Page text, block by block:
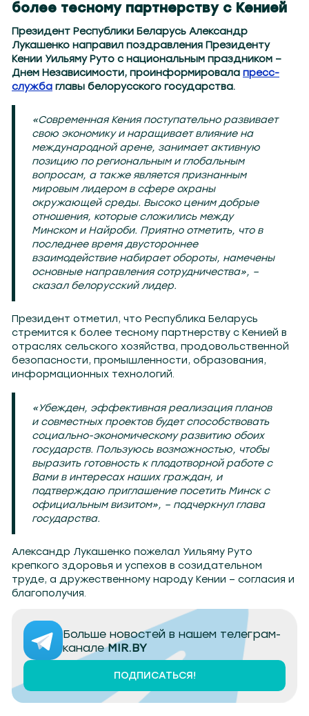
более тесному партнерству с Кенией
Президент Республики Беларусь Александр
Лукашенко направил поздравления Президенту
Кении Уильяму Руто с национальным праздником –
Днем Независимости, проинформировалапресс-
служба главы белорусского государства.
«Современная Кения поступательно развивает
свою экономику и наращивает влияние на
международной арене, занимает активную
позицию по региональным и глобальным
вопросам, а также является признанным
мировым лидером в сфере охраны
окружающей среды. Высоко ценим добрые
отношения, которые сложились между
Минском и Найроби. Приятно отметить, что в
последнее время двустороннее
взаимодействие набирает обороты, намечены
основные направления сотрудничества», –
сказал белорусский лидер.
Президент отметил, что Республика Беларусь
стремится к более тесному партнерству с Кенией в
отраслях сельского хозяйства, продовольственной
безопасности, промышленности, образования,
информационных технологий.
«Убежден, эффективная реализация планов
и совместных проектов будет способствовать
социально-экономическому развитию обоих
государств. Пользуюсь возможностью, чтобы
выразить готовность к плодотворной работе с
Вами в интересах наших граждан, и
подтверждаю приглашение посетить Минск с
официальным визитом», – подчеркнул глава
государства.
Александр Лукашенко пожелал Уильяму Руто
крепкого здоровья и успехов в созидательном
труде, а дружественному народу Кении – согласия и
благополучия.
Больше новостей в нашем телеграм-
каналеMIR.BY
ПОДПИСАТЬСЯ!